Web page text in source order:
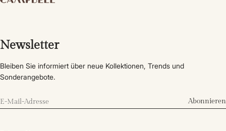
Newsletter
Bleiben Sie informiert über neue Kollektionen, Trends und
Sonderangebote.
Abonnieren